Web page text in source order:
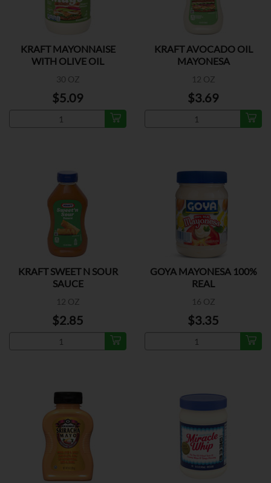
KRAFT MAYONNAISE
WITH OLIVE OIL
30 OZ
$5.09
KRAFT AVOCADO OIL
MAYONESA
12 OZ
$3.69
KRAFT SWEET N SOUR
SAUCE
12 OZ
$2.85
GOYA MAYONESA 100%
REAL
16 OZ
$3.35